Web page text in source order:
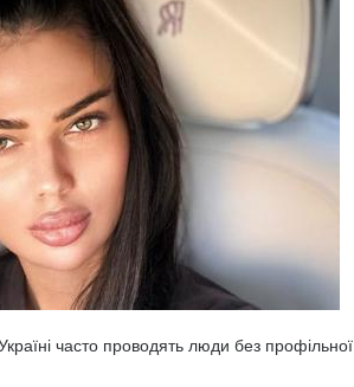
часто проводять люди без профільної